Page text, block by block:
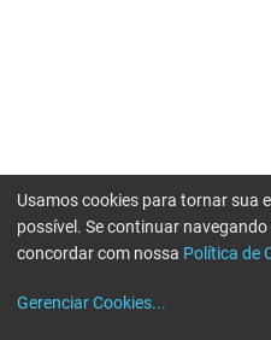
Usamos cookies para tornar sua
possível. Se continuar
concordar com nossa Política de
Gerenciar Cookies...
Erro ao enviar informações, por